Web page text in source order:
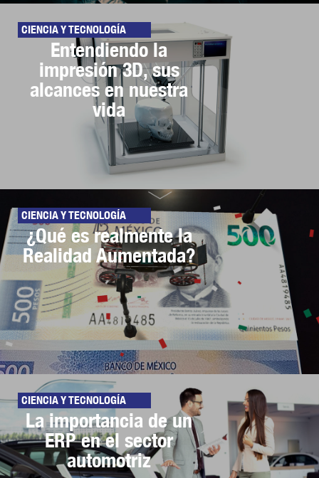
CIENCIA Y TECNOLOGÍA
Entendiendo la
impresión 3D, sus
alcances en nuestra
vida
CIENCIA Y TECNOLOGÍA
¿Qué es realmente la
Realidad Aumentada?
CIENCIA Y TECNOLOGÍA
La importancia de un
ERP en el sector
automotriz